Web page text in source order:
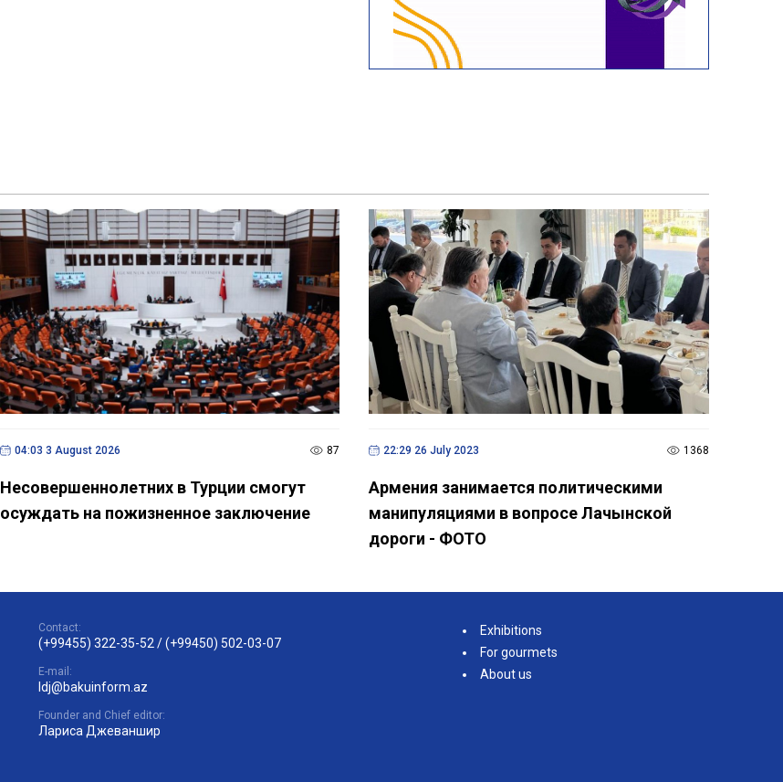
04:03 3 August 2026 87
Несовершеннолетних в Турции смогут
осуждать на пожизненное заключение
22:29 26 July 2023 1368
Армения занимается политическими
манипуляциями в вопросе Лачынской
дороги - ФОТО
Contact:
(+99455) 322-35-52 /(+99450) 502-03-07
E-mail:
ldj@bakuinform.az
Founder and Chief editor:
Лариса Джеваншир
Exhibitions
For gourmets
About us